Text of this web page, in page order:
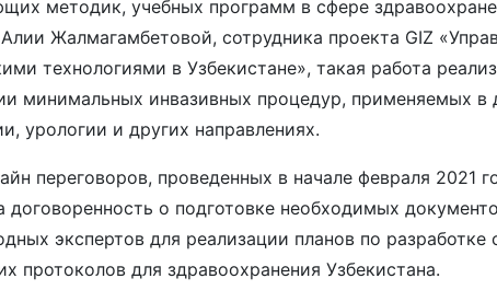
методик, учебных программ в сфере
Жалмагамбетовой, сотрудника проекта GIZ
технологиями в Узбекистане», такая работа
минимальных инвазивных процедур, применяемых в
урологии и других направлениях.
переговоров, проведенных в начале февраля 2021
договоренность о подготовке необходимых
экспертов для реализации планов по разработке
протоколов для здравоохранения Узбекистана.